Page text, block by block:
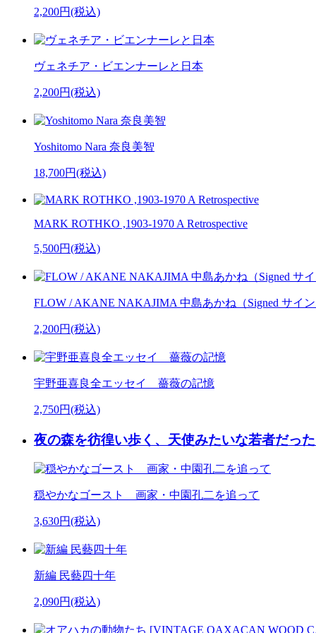
2,200円(税込)
ヴェネチア・ビエンナーレと日本
2,200円(税込)
Yoshitomo Nara 奈良美智
18,700円(税込)
MARK ROTHKO ,1903-1970 A Retrospective
5,500円(税込)
FLOW / AKANE NAKAJIMA 中島あかね（Signed サイ
2,200円(税込)
宇野亜喜良全エッセイ 薔薇の記憶
2,750円(税込)
夜の森を彷徨い歩く、天使みたいな若者だっ
穏やかなゴースト 画家・中園孔二を追って
3,630円(税込)
新編 民藝四十年
2,090円(税込)